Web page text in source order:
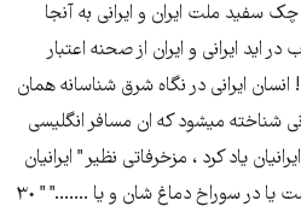
ملت ایران و ایرانی به آنجا
اید ایرانی و ایران از صحنه اعتبار
ایرانی در نگاه شرق شناسانه همان
شناخته میشود که ان مسافر انگلیسی
یاد کرد ، مزخرفاتی نظیر " ایرانیان
یا دستشان در جیب دوستشان است یا در سوراخ دماغ شان و یا ......." " ٣٠